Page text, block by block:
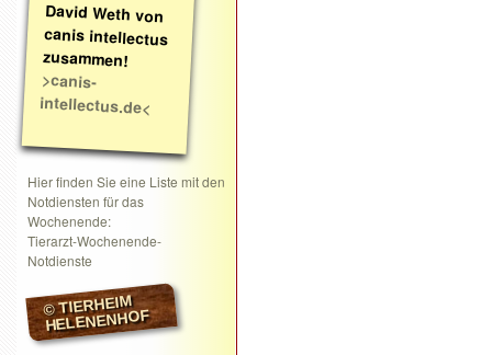
zusammen!
>canis-
intellectus.de<
Hier finden Sie eine Liste mit den
Notdiensten für das
Wochenende:
Tierarzt-Wochenende-
Notdienste
© TIERHEIM
HELENENHOF